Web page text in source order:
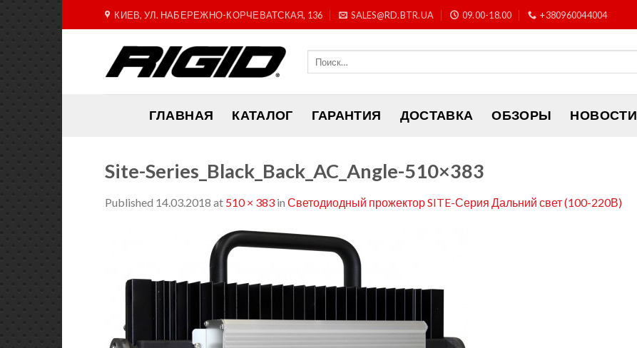
to
КИЕВ, УЛ. НАБЕРЕЖНО-КОРЧЕВАТСКАЯ, 136 SALES@RD.BTR.UA 09.00-18.00 +380960044004
ГЛАВНАЯ КАТАЛОГ ГАРАНТИЯ ДОСТАВКА ОБЗОРЫ НОВОСТИ
Site-Series_Black_Back_AC_Angle-510×383
Published 14.03.2018 at 510 × 383 in Светодиодный прожектор SITE-Серия Дальний свет (100-220В)